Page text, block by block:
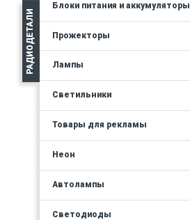
РАДИОДЕТАЛИ
Блоки питания и аккумуляторы
Прожекторы
Лампы
Светильники
Товары для рекламы
Неон
Автолампы
Светодиоды